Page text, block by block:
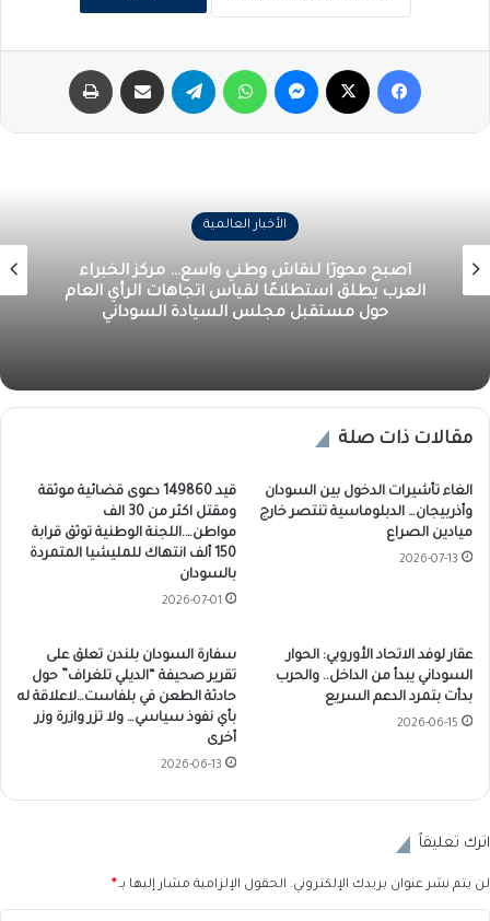
فيسبوك ماسنجر واتساب تيلقرام مشاركة عبر البريد
الأخبار العالمية
أصبح محورًا لنقاش وطني واسع… مركز الخبراء
العرب يطلق استطلاعًا لقياس اتجاهات الرأي العام
حول مستقبل مجلس السيادة السوداني
مقالات ذات صلة
الغاء تأشيرات الدخول بين السودان
وأذربيجان… الدبلوماسية تنتصر خارج
ميادين الصراع
2026-07-13
قيد 149860 دعوى قضائية موثقة
ومقتل اكثر من 30 الف
مواطن….اللجنة الوطنية توثق قرابة
150 ألف انتهاك للمليشيا المتمردة
بالسودان
2026-07-01
عقار لوفد الاتحاد الأوروبي: الحوار
السوداني يبدأ من الداخل.. والحرب
بدأت بتمرد الدعم السريع
2026-06-15
سفارة السودان بلندن تعلق على
تقرير صحيفة “الديلي تلغراف” حول
حادثة الطعن في بلفاست…لاعلاقة له
بأي نفوذ سياسي… ولا تزر وازرة وزر
أخرى
2026-06-13
اترك تعليقاً
لن يتم نشر عنوان بريدك الإلكتروني. الحقول الإلزامية مشار إليها بـ*